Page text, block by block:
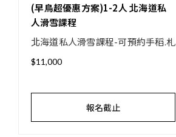
(早鳥超優惠方案)1-2人 北海道私
人滑雪課程
北海道私人滑雪課程-可預約手稻.札
幌國際.KIRORO.二世谷.留壽都 等雪
場
$11,000
報名截止